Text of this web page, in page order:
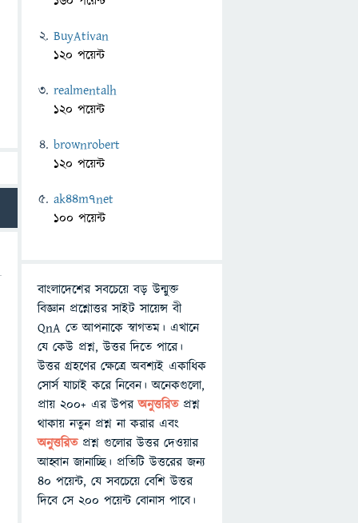
BuyAtivan
120 পয়েন্ট
realmentalh
120 পয়েন্ট
brownrobert
120 পয়েন্ট
ak44m7net
100 পয়েন্ট
বাংলাদেশের সবচেয়ে বড় উন্মুক্ত
বিজ্ঞান প্রশ্নোত্তর সাইট সায়েন্স বী
QnA তে আপনাকে স্বাগতম। এখানে
যে কেউ প্রশ্ন, উত্তর দিতে পারে।
উত্তর গ্রহণের ক্ষেত্রে অবশ্যই একাধিক
সোর্স যাচাই করে নিবেন। অনেকগুলো,
প্রায় ২০০+ এর উপরঅনুত্তরিতপ্রশ্ন
থাকায় নতুন প্রশ্ন না করার এবং
অনুত্তরিত প্রশ্ন গুলোর উত্তর দেওয়ার
আহ্বান জানাচ্ছি। প্রতিটি উত্তরের জন্য
৪০ পয়েন্ট, যে সবচেয়ে বেশি উত্তর
দিবে সে ২০০ পয়েন্ট বোনাস পাবে।